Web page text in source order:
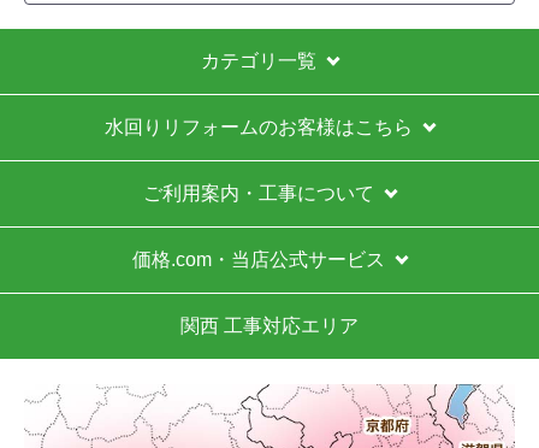
カテゴリ一覧
水回りリフォームのお客様はこちら
ご利用案内・工事について
価格.com・当店公式サービス
関西 工事対応エリア